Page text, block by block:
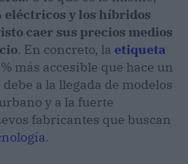
eléctricos y los híbridos
caer sus precios medios
. En concreto, la etiqueta
más accesible que hace un
a la llegada de modelos
y a la fuerte
fabricantes que buscan
.